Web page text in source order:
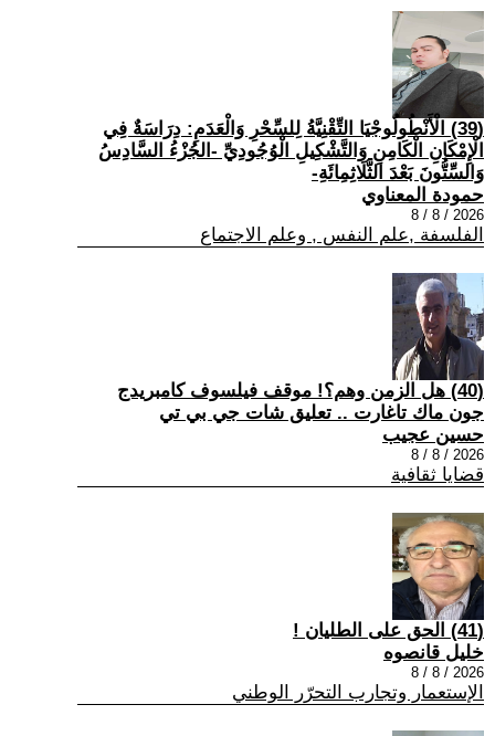
(39) الْأَنْطُولُوجْيَا التِّقْنِيَّةُ لِلسِّحْرِ وَالْعَدَمِ: دِرَاسَةٌ فِي
الْإِمْكَانِ الْكَامِنِ وَالتَّشْكِيلِ الْوُجُودِيِّ -الجُزْءُ السَّادِسُ
وَالسِّتُّونَ بَعْدَ الثَّلَاثِمِائَةِ-
حمودة المعناوي
2026 / 8 / 8
الفلسفة ,علم النفس , وعلم الاجتماع
(40) هل الزمن وهم؟! موقف فيلسوف كامبريدج
جون ماك تاغارت .. تعليق شات جي بي تي
حسين عجيب
2026 / 8 / 8
قضايا ثقافية
(41) الحق على الطليان !
خليل قانصوه
2026 / 8 / 8
الإستعمار وتجارب التحرّر الوطني